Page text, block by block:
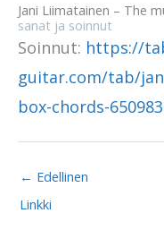
Jani Liimatainen – The
sanat ja soinnut
Soinnut: https://
guitar.com/tab/
box-chords-
← Edellinen
Linkki